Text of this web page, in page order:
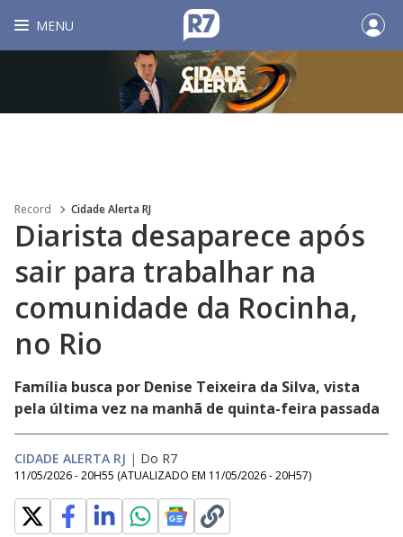
MENU
Record Cidade Alerta RJ
Diarista desaparece após
sair para trabalhar na
comunidade da Rocinha,
no Rio
Família busca por Denise Teixeira da Silva, vista
pela última vez na manhã de quinta-feira passada
CIDADE ALERTA RJ | Do R7
11/05/2026 - 20H55 (ATUALIZADO EM 11/05/2026 - 20H57)